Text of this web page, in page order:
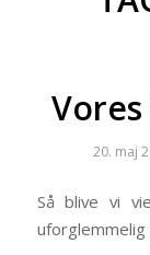
20. maj
Så blive vi
uforglemmelig